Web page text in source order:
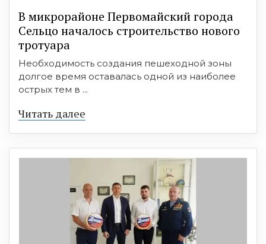
В микрорайоне Первомайский города
Сельцо началось строительство нового
тротуара
Необходимость создания пешеходной зоны
долгое время оставалась одной из наиболее
острых тем в ...
Читать далее